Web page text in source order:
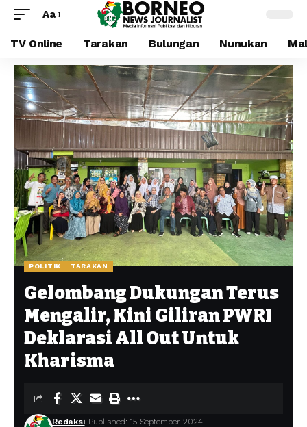
Aa
TV Online Tarakan Bulungan Nunukan
POLITIK TARAKAN
Gelombang Dukungan Terus
Mengalir, Kini Giliran PWRI
Deklarasi All Out Untuk
Kharisma
Redaksi Published: 15 September 2024